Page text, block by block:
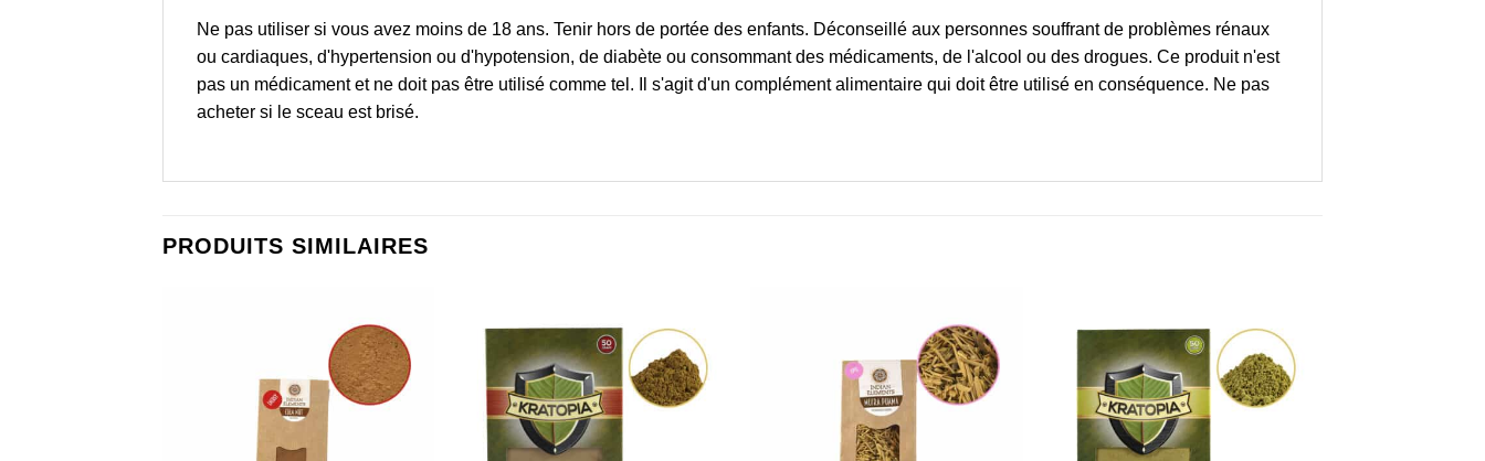
Ne pas utiliser si vous avez moins de 18 ans. Tenir hors de portée des enfants. Déconseillé aux personnes souffrant de problèmes rénaux
ou cardiaques, d'hypertension ou d'hypotension, de diabète ou consommant des médicaments, de l'alcool ou des drogues. Ce produit n'est
pas un médicament et ne doit pas être utilisé comme tel. Il s'agit d'un complément alimentaire qui doit être utilisé en conséquence. Ne pas
acheter si le sceau est brisé.
PRODUITS SIMILAIRES